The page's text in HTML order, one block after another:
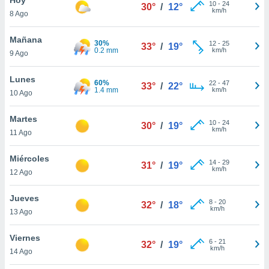
y
en
más
de
8 Ago
30° / 12° 10- 24
km/h
Mañana
9 Ago
30%
0.2 mm
33° / 19° 12- 25
km/h
Lunes
10 Ago
60%
1.4 mm
33° / 22° 22- 47
km/h
Martes
11 Ago
30° / 19° 10- 24
km/h
Miércoles
12 Ago
31° / 19° 14- 29
km/h
Jueves
13 Ago
32° / 18° 8- 20
km/h
Viernes
14 Ago
32° / 19° 6- 21
km/h